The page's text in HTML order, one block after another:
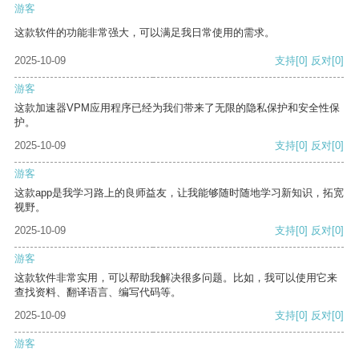
游客
这款软件的功能非常强大，可以满足我日常使用的需求。
2025-10-09 支持[0] 反对[0]
游客
这款加速器VPM应用程序已经为我们带来了无限的隐私保护和安全性保
护。
2025-10-09
支持[0] 反对[0]
游客
这款app是我学习路上的良师益友，让我能够随时随地学习新知识，拓宽
视野。
2025-10-09
支持[0] 反对[0]
游客
这款软件非常实用，可以帮助我解决很多问题。比如，我可以使用它来
查找资料、翻译语言、编写代码等。
2025-10-09
支持[0] 反对[0]
游客